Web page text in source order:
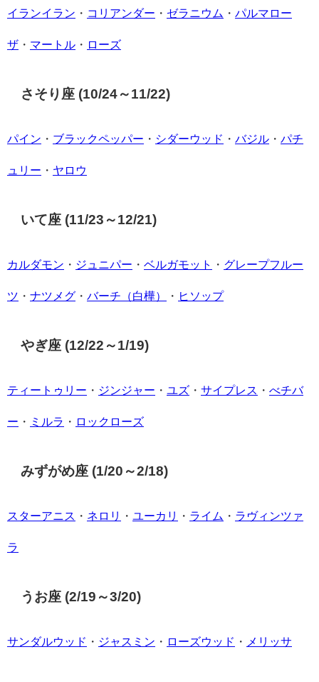
イランイラン ・ コリアンダー ・ ゼラニウム ・ パルマロー
ザ ・ マートル ・ ローズ
さそり座 (10/24～11/22)
パイン ・ ブラックペッパー ・ シダーウッド ・ バジル ・ パチ
ュリー ・ ヤロウ
いて座 (11/23～12/21)
カルダモン ・ ジュニパー ・ ベルガモット ・ グレープフルー
ツ ・ ナツメグ ・ バーチ（白樺） ・ ヒソップ
やぎ座 (12/22～1/19)
ティートゥリー ・ ジンジャー ・ ユズ ・ サイプレス ・ べチバ
ー ・ ミルラ ・ ロックローズ
みずがめ座 (1/20～2/18)
スターアニス ・ ネロリ ・ ユーカリ ・ ライム ・ ラヴィンツァ
ラ
うお座 (2/19～3/20)
サンダルウッド ・ ジャスミン ・ ローズウッド ・ メリッサ